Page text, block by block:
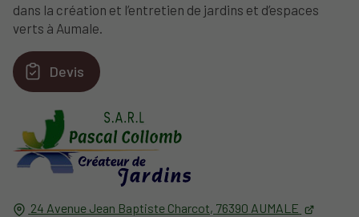
24 Avenue Jean Baptiste Charcot, 76390 AUMALE
dans la création et l’entretien de jardins et d’espaces
verts à Aumale.
Devis